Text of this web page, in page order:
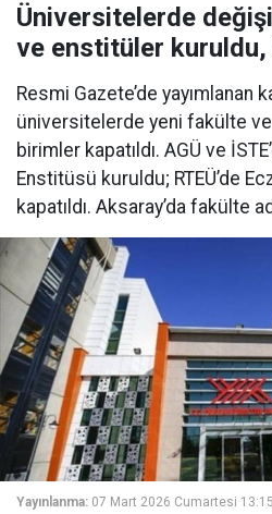
Üniversitelerde
ve enstitüler kuruldu,
Resmi Gazete’de yayımlanan
üniversitelerde yeni fakülte
birimler kapatıldı. AGÜ ve
Enstitüsü kuruldu; RTEÜ’de
kapatıldı. Aksaray’da fakülte
Yayınlanma: 07 Mart 2026 Cumartesi 13:15